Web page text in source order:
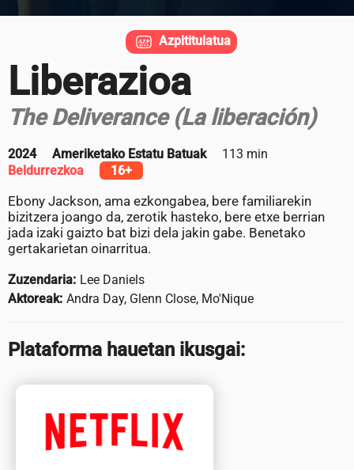
Liberazioa
The Deliverance (La liberación)
2024 Ameriketako Estatu Batuak
113 min
Beldurrezkoa
16+
Ebony Jackson, ama ezkongabea, bere familiarekin
bizitzera joango da, zerotik hasteko, bere etxe berrian
jada izaki gaizto bat bizi dela jakin gabe. Benetako
gertakarietan oinarritua.
Zuzendaria: Lee Daniels
Aktoreak: Andra Day, Glenn Close, Mo'Nique
Plataforma hauetan ikusgai:
Azpititulatua